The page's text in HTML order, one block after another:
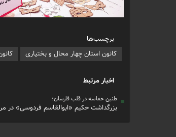
برچسب‌ها
کانون استان چهار محال و بختیاری
اخبار مرتبط
طنین حماسه در قلب فارسان؛
بزرگداشت حکیم «ابوالقاسم فردوسی» در